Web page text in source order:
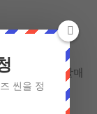
씬을 정